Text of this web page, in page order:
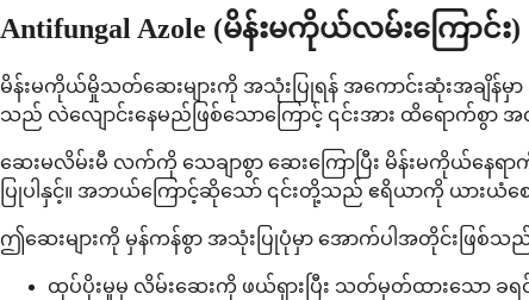
Antifungal Azole (မိန်းမကိုယ်လမ်းကြ
မိန်းမကိုယ်မှိုသတ်ဆေးများကို အသုံးပြုရန် အကောင်းဆုံးအချိန်
သည် လဲလျောင်းနေမည်ဖြစ်သောကြောင့် ၎င်းအား ထိရောက်စွာ
ဆေးမလိမ်းမီ လက်ကို သေချာစွာ ဆေးကြောပြီး မိန်းမကိုယ်နေရ
ပြုပါနှင့်။ အဘယ်ကြောင့်ဆိုသော် ၎င်းတို့သည် ဧရိယာကို ယားယံစ
ဤဆေးများကို မှန်ကန်စွာ အသုံးပြုပုံမှာ အောက်ပါအတိုင်းဖြစ်
ထုပ်ပိုးမှုမှ လိမ်းဆေးကို ဖယ်ရှားပြီး သတ်မှတ်ထားသော ခ